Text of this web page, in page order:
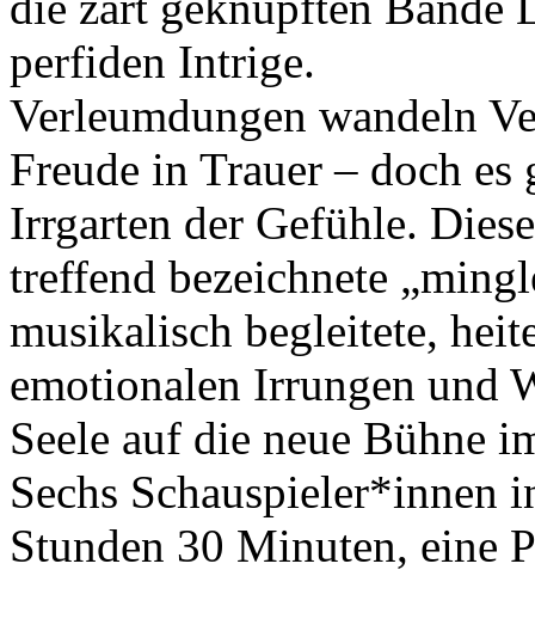
perfiden Intrige.
Verleumdungen wandeln
Freude in Trauer – doch es
Irrgarten der Gefühle.
treffend bezeichnete
musikalisch begleitete,
emotionalen Irrungen und
Seele auf die neue Bühne
Sechs Schauspieler*innen
Stunden 30 Minuten, eine